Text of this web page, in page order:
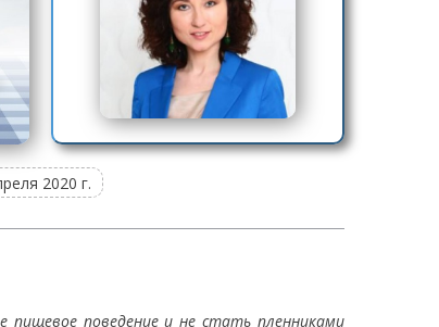
2020 г.
пищевое поведение и не стать пленниками